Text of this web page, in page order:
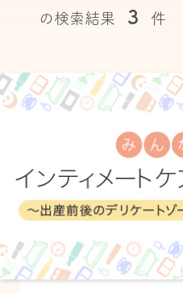
の検索結果 3 件